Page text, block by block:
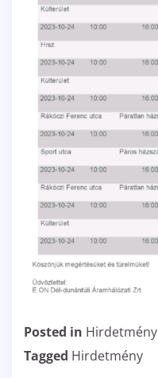
Posted in Hirdetmény
Tagged Hirdetmény